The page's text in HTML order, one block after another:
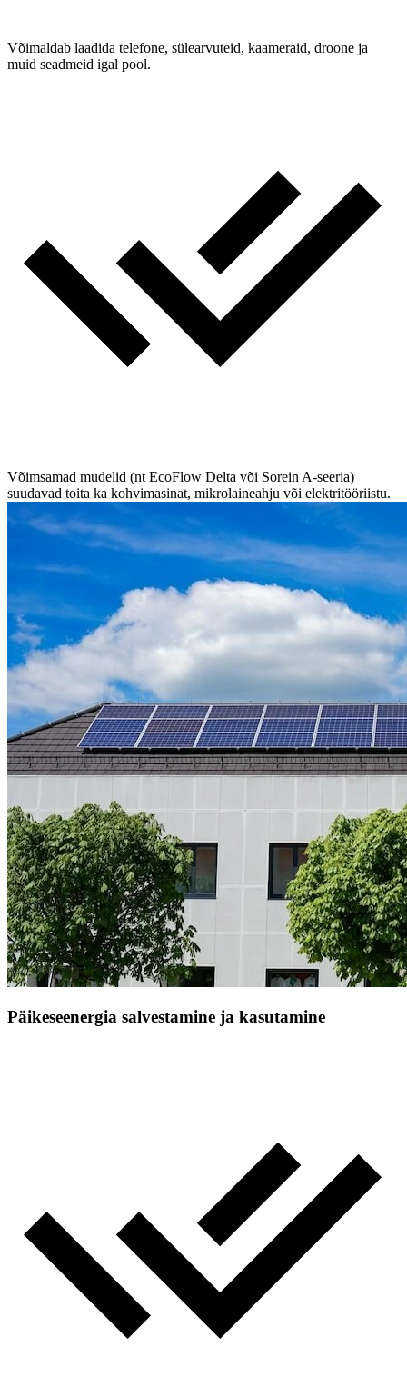
Võimaldab laadida telefone, sülearvuteid, kaameraid, droone ja
muid seadmeid igal pool.
Võimsamad mudelid (nt EcoFlow Delta või Sorein A-seeria)
suudavad toita ka kohvimasinat, mikrolaineahju või elektritööriistu.
Päikeseenergia salvestamine ja kasutamine